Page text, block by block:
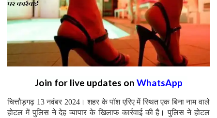
Join for live updates on WhatsApp
चित्तौड़गढ़ 13 नवंबर 2024। शहर के पॉश एरिए में स्थित एक बिना नाम वाले
होटल में पुलिस ने देह व्यापार के खिलाफ कार्रवाई की है। पुलिस ने होटल